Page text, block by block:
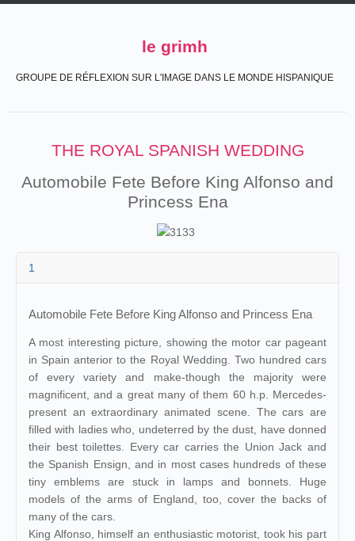
le grimh
GROUPE DE RÉFLEXION SUR L'IMAGE DANS LE MONDE HISPANIQUE
THE ROYAL SPANISH WEDDING
Automobile Fete Before King Alfonso and
Princess Ena
1
Automobile Fete Before King Alfonso and Princess Ena
A most interesting picture, showing the motor car pageant
in Spain anterior to the Royal Wedding. Two hundred cars
of every variety and make-though the majority were
magnificent, and a great many of them 60 h.p. Mercedes-
present an extraordinary animated scene. The cars are
filled with ladies who, undeterred by the dust, have donned
their best toilettes. Every car carries the Union Jack and
the Spanish Ensign, and in most cases hundreds of these
tiny emblems are stuck in lamps and bonnets. Huge
models of the arms of England, too, cover the backs of
many of the cars.
King Alfonso, himself an enthusiastic motorist, took his part